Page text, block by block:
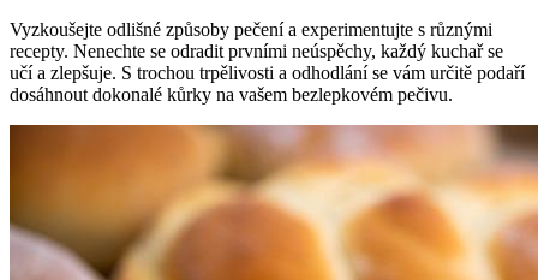
Vyzkoušejte‌ odlišné způsoby‍ pečení a experimentujte ‌s různými
recepty. Nenechte se odradit ‍prvními neúspěchy, ​každý kuchař se
učí a zlepšuje. S trochou trpělivosti a⁢ odhodlání se vám‌ určitě podaří
dosáhnout dokonalé kůrky na vašem bezlepkovém pečivu.